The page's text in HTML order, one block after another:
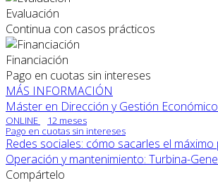
Evaluación
Continua con casos prácticos
Financiación
Pago en cuotas sin intereses
MÁS INFORMACIÓN
Máster en Dirección y Gestión
ONLINE
12 meses
Pago en cuotas sin intereses
Redes sociales: cómo sacarles el
Operación y mantenimiento: Turbina-
Compártelo